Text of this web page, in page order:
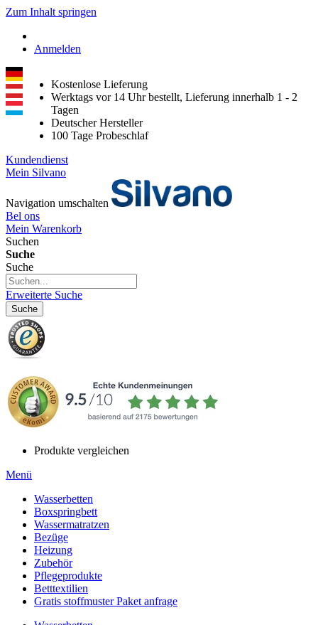
Zum Inhalt springen
Anmelden
Kostenlose Lieferung
Werktags vor 14 Uhr bestellt, Lieferung innerhalb 1 - 2
Tagen
Deutscher Hersteller
100 Tage Probeschlaf
Kundendienst
Mein Silvano
Navigation umschalten
Bel ons
Mein Warenkorb
Suchen
Suche
Suche
Erweiterte Suche
Suche
Produkte vergleichen
Menü
Wasserbetten
Boxspringbett
Wassermatratzen
Bezüge
Heizung
Zubehör
Pflegeprodukte
Betttextilien
Gratis stoffmuster Paket anfrage